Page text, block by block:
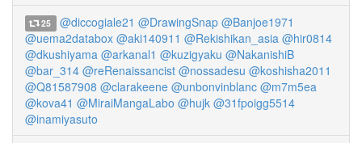
25 @diccogiale21 @DrawingSnap @Banjoe1971
@uema2databox @aki140911 @Rekishikan_asia @hir0814
@dkushiyama @arkanal1 @kuzigyaku @NakanishiB
@bar_314 @reRenaissancist @nossadesu @koshisha2011
@Q81587908 @clarakeene @unbonvinblanc @m7m5ea
@kova41 @MiraiMangaLabo @hujk @31fpoigg5514
@inamiyasuto